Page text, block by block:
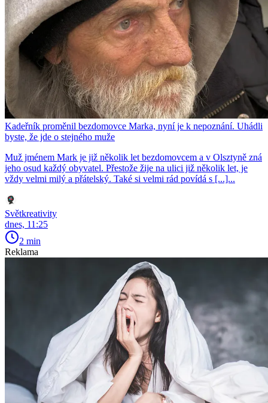
Kadeřník proměnil bezdomovce Marka, nyní je k nepoznání. Uhádli
byste, že jde o stejného muže
Muž jménem Mark je již několik let bezdomovcem a v Olsztyně zná
jeho osud každý obyvatel. Přestože žije na ulici již několik let, je
vždy velmi milý a přátelský. Také si velmi rád povídá s [...]...
Světkreativity
dnes, 11:25
2 min
Reklama